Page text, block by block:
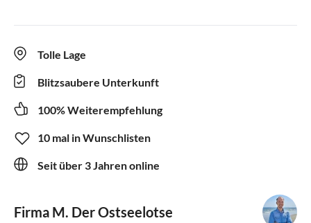
Tolle Lage
Blitzsaubere Unterkunft
100% Weiterempfehlung
10 mal in Wunschlisten
Seit über 3 Jahren online
Firma M. Der Ostseelotse